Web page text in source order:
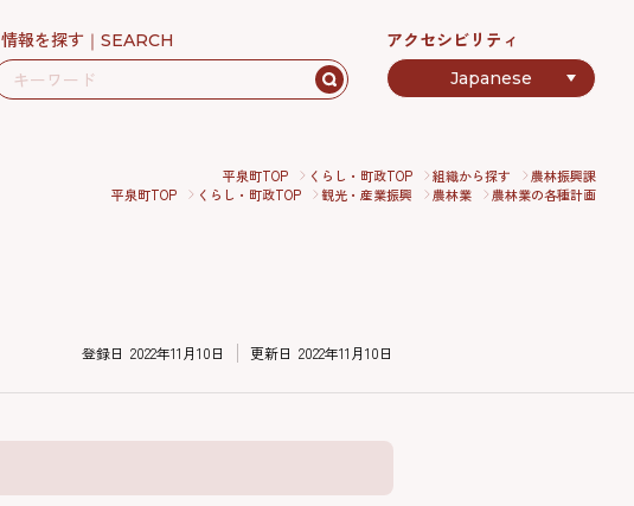
情報を探す SEARCH アクセシビリティ
平泉町TOP くらし・町政TOP 組織から探す
農林振興課
平泉町TOP
くらし・町政TOP 観光・産業振興 農林業 農林業の各種計画
登録日 2022年11月10日 更新日 2022年11月10日